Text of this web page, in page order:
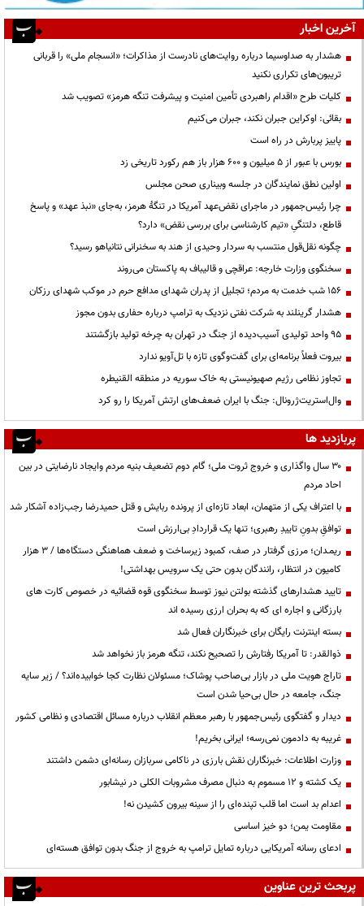
آخرین اخبار
هشدار به صداوسیما درباره روایت‌های نادرست از مذاکرات؛ «انسجام ملی» را قربانی
تریبون‌های تکراری نکنید
کلیات طرح «اقدام راهبردی تأمین امنیت و پیشرفت تنگه هرمز» تصویب شد
بقائی: اوکراین جبران نکند، جبران می‌کنیم
پاییز پربارش در راه است
بورس با عبور از ۵ میلیون و ۶۰۰ هزار باز هم رکورد تاریخی زد
اولین نطق نمایندگان در جلسه وبیناری صحن مجلس
چرا رئیس‌جمهور در ماجرای نقض‌عهد آمریکا در تنگهٔ هرمز، به‌جای «نبذ عهد» و پاسخ
قاطع، دلتنگیِ «تیم کارشناسی برای بررسی نقض» دارد؟
چگونه نقل‌قول منتسب به سردار وحیدی از هند به سخنرانی نتانیاهو رسید؟
سخنگوی وزارت خارجه: عراقچی و قالیباف به پاکستان می‌روند
۱۵۶ شب خدمت به مردم؛ تجلیل از پدران شهدای مدافع حرم در موکب شهدای رزکان
هشدار گرینلند به شرکت نفتی نزدیک به ترامپ درباره حفاری بدون مجوز
95 واحد تولیدی آسیب‌دیده از جنگ در تهران به چرخه تولید بازگشتند
بیروت فعلاً برنامه‌ای برای گفت‌وگوی تازه با تل‌آویو ندارد
تجاوز نظامی رژیم صهیونیستی به خاک سوریه در منطقه القنیطره
وال‌استریت‌ژرونال: جنگ با ایران ضعف‌های ارتش آمریکا را رو کرد
پربازدید ها
۳۰ سال واگذاری و خروج ثروت ملی؛ گام دوم تضعیف بنیه مردم وایجاد نارضایتی در بین
احاد مردم
با اعتراف یکی از متهمان، ابعاد تازه‌ای از پرونده ربایش و قتل حمیدرضا رجب‌زاده آشکار شد
توافقِ بدونِ تاییدِ رهبری؛ تنها یک قراردادِ بی‌ارزش است
ریمـدان؛ مرزی گرفتار در صف، کمبود زیرساخت و ضعف هماهنگی دستگاه‌ها / ۳ هزار
کامیون در انتظار، رانندگان بدون حتی یک سرویس بهداشتی!
تایید هشدارهای گذشته بولتن نیوز توسط سخنگوی قوه قضائیه در خصوص کارت های
بارزگانی و اجاره ای که به بحران ارزی رسیده اند
بسته اینترنت رایگان برای خبرنگاران فعال شد
ذوالقدر: تا آمریکا رفتارش را تصحیح نکند، تنگه هرمز باز نخواهد شد
تاراج هویت ملی در بازار بی‌صاحب پوشاک؛ مسئولان نظارت کجا خوابیده‌اند؟ / زیر سایه
جنگ، جامعه در حال بی‌حیا شدن است
دیدار و گفتگوی رئیس‌جمهور با رهبر معظم انقلاب درباره مسائل اقتصادی و نظامی کشور
غریبه به دادمون نمی‌رسه؛ ایرانی بخریم!
وزارت اطلاعات: خبرنگاران نقش بارزی در ناکامی سربازان رسانه‌ای دشمن داشتند
یک کشته و ۱۲ مسموم به دنبال مصرف مشروبات الکلی در نیشابور
اعدام بد است اما قلب تپنده‌ای را از سینه بیرون کشیدن نه!
مقاومت یمن؛ دو خیز اساسی
ادعای رسانه آمریکایی درباره تمایل ترامپ به خروج از جنگ بدون توافق هسته‌ای
پربحث ترین عناوین